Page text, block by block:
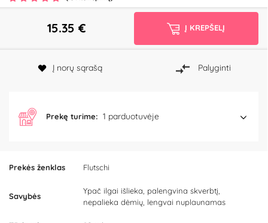
Prekės ženklas Flutschi
Savybės
Ypač ilgai išlieka, palengvina skverbtį,
nepalieka dėmių, lengvai nuplaunamas
15.35 € Į KREPŠELĮ
Į norų sąrašą Palyginti
Prekę turime: 1 parduotuvėje